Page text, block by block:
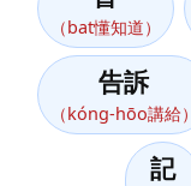
（bat懂知道）
告訴
（kóng-hōo講給）
記